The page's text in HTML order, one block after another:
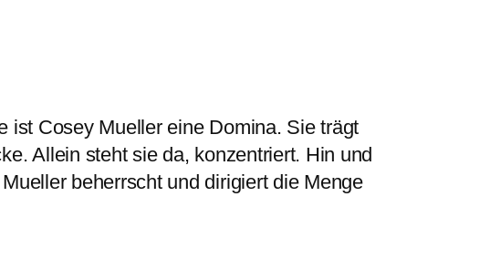
ist Cosey Mueller eine Domina. Sie trägt
Allein steht sie da, konzentriert. Hin und
beherrscht und dirigiert die Menge